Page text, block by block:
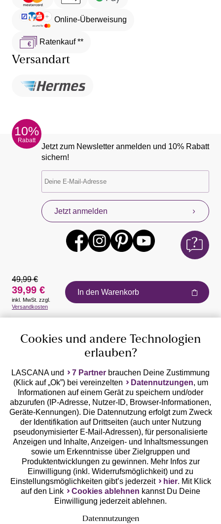
Online-Überweisung
Ratenkauf **
Versandart
10%
Rabatt
Jetzt zum Newsletter anmelden und 10% Rabatt
sichern!
Jetzt anmelden
Auszeichnungen
Geprüfte Sicherheit
Unsere Apps
49,99 €
39,99 €
inkl. MwSt. zzgl.
Versandkosten
In den Warenkorb
Cookies und andere Technologien
erlauben?
LASCANA und 7 Partner brauchen Deine Zustimmung
(Klick auf „Ok”) bei vereinzelten
Datennutzungen, um
Informationen auf einem Gerät zu speichern und/oder
abzurufen (IP-Adresse, Nutzer-ID, Browser-Informationen,
Geräte-Kennungen). Die Datennutzung erfolgt zum Zweck
der Identifikation auf Drittseiten (auch unter Nutzung
pseudonymisierter E-Mail-Adressen), für personalisierte
Anzeigen und Inhalte, Anzeigen- und Inhaltsmessungen
sowie um Erkenntnisse über Zielgruppen und
Produktentwicklungen zu gewinnen. Mehr Infos zur
Einwilligung (inkl. Widerrufsmöglichkeit) und zu
Einstellungsmöglichkeiten gibt’s jederzeit
hier. Mit Klick
auf den Link
Cookies ablehnen kannst Du Deine
Einwilligung jederzeit ablehnen.
Datennutzungen